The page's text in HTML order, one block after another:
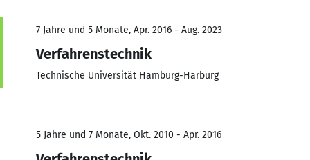
7 Jahre und 5 Monate, Apr. 2016 - Aug. 2023
Verfahrenstechnik
Technische Universität Hamburg-Harburg
5 Jahre und 7 Monate, Okt. 2010 - Apr. 2016